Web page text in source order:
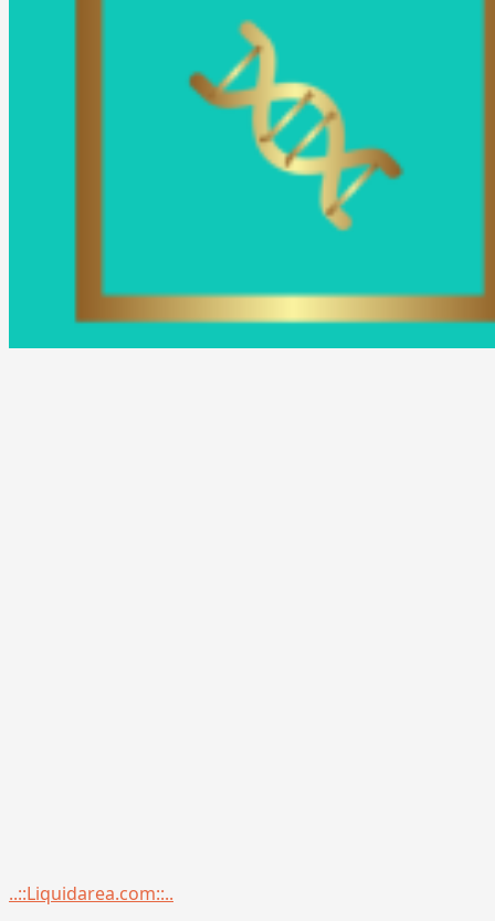
Menu
..::Liquidarea.com::..